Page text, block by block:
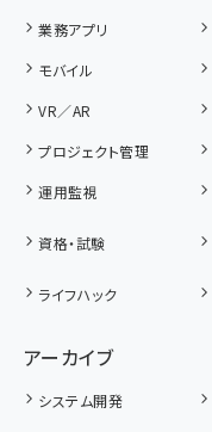
業務アプリ
モバイル
VR／AR
プロジェクト管理
運用監視
資格・試験
ライフハック
アーカイブ
システム開発